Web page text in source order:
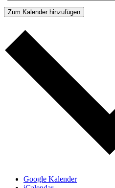
Zum Kalender hinzufügen
Google Kalender